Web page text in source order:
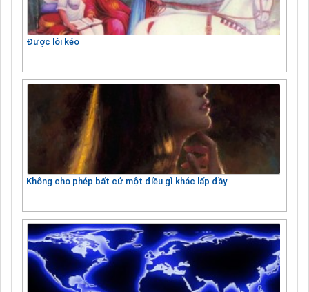
Được lôi kéo
Không cho phép bất cứ một điều gì khác lấp đầy